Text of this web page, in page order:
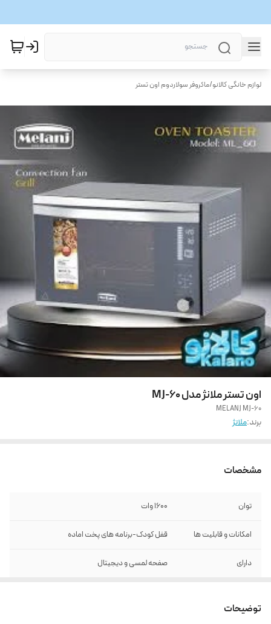
لوازم خانگی کالانو/ماکروفر سولاردوم اون تستر
اون تستر ملانژ مدل MJ-60
MELANJ MJ-60
برند:ملانژ
مشخصات
توان 1600 وات
امکانات و قابلیت ها قفل کودک-برنامه های پخت اماده
دارای صفحه لمسی و دیجیتال
توضیحات